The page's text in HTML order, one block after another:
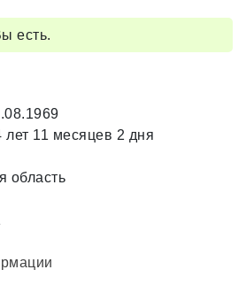
есть.
лет 11 месяцев 2 дня
область